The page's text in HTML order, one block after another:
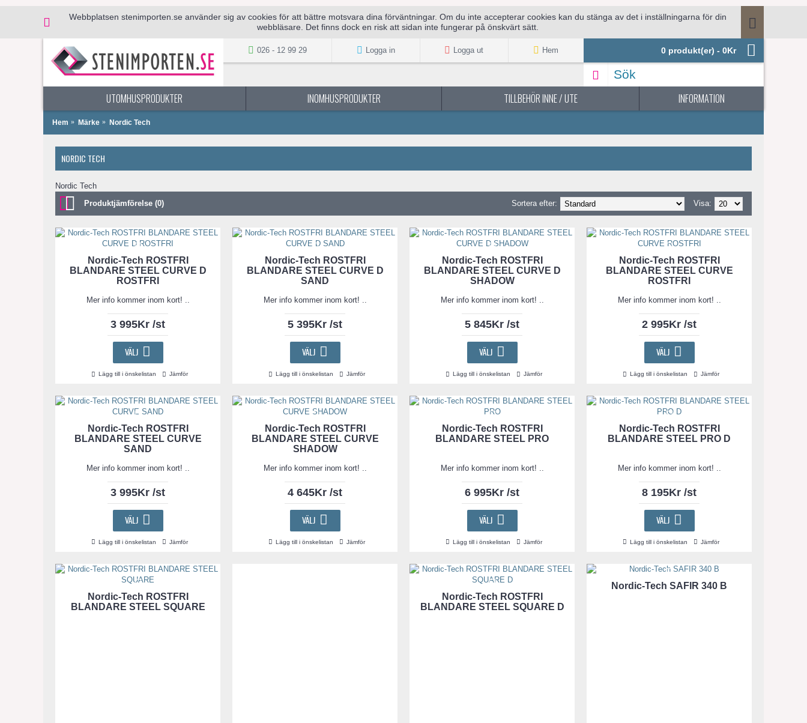
Webbplatsen stenimporten.se använder sig av cookies för att bättre motsvara dina förväntningar. Om du inte accepterar cookies kan du stänga av det i inställningarna för din
webbläsare. Det finns dock en risk att sidan inte fungerar på önskvärt sätt.
026 - 12 99 29 Logga in Logga ut Hem 0 produkt(er) - 0Kr
UTOMHUSPRODUKTER INOMHUSPRODUKTER TILLBEHÖR INNE / UTE INFORMATION
Hem Märke Nordic Tech
NORDIC TECH
Nordic Tech
Produktjämförelse (0)
Visa:
Sortera efter:
Nordic-Tech ROSTFRI
BLANDARE STEEL CURVE D
ROSTFRI
Mer info kommer inom kort! ..
3 995Kr /st
VÄLJ
Lägg till i önskelistan Jämför
Nordic-Tech ROSTFRI
BLANDARE STEEL CURVE D
SAND
Mer info kommer inom kort! ..
5 395Kr /st
VÄLJ
Lägg till i önskelistan Jämför
Nordic-Tech ROSTFRI
BLANDARE STEEL CURVE D
SHADOW
Mer info kommer inom kort! ..
5 845Kr /st
VÄLJ
Lägg till i önskelistan Jämför
Nordic-Tech ROSTFRI
BLANDARE STEEL CURVE
ROSTFRI
Mer info kommer inom kort! ..
2 995Kr /st
VÄLJ
Lägg till i önskelistan Jämför
Nordic-Tech ROSTFRI
BLANDARE STEEL CURVE
SAND
Mer info kommer inom kort! ..
3 995Kr /st
VÄLJ
Lägg till i önskelistan Jämför
Nordic-Tech ROSTFRI
BLANDARE STEEL CURVE
SHADOW
Mer info kommer inom kort! ..
4 645Kr /st
VÄLJ
Lägg till i önskelistan Jämför
Nordic-Tech ROSTFRI
BLANDARE STEEL PRO
Mer info kommer inom kort! ..
6 995Kr /st
VÄLJ
Lägg till i önskelistan Jämför
Nordic-Tech ROSTFRI
BLANDARE STEEL PRO D
Mer info kommer inom kort! ..
8 195Kr /st
VÄLJ
Lägg till i önskelistan Jämför
Nordic-Tech ROSTFRI
BLANDARE STEEL SQUARE
Nordic-Tech ROSTFRI
BLANDARE STEEL SQUARE D
Nordic-Tech SAFIR 340 B